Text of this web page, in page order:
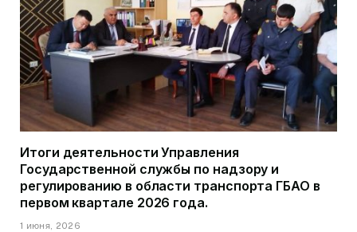
Итоги деятельности Управления
Государственной службы по надзору и
регулированию в области транспорта ГБАО в
первом квартале 2026 года.
1 июня, 2026